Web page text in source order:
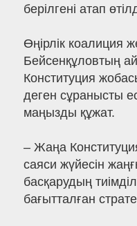
берілгені атап
Өңірлік коалиция
Бейсенқұловтың
Конституция
деген сұранысты
маңызды құжат.
– Жаңа
саяси жүйесін
басқарудың
бағытталған